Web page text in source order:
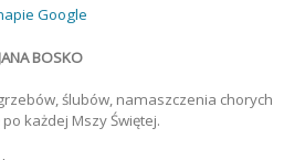
Google
BOSKO
ślubów, namaszczenia chorych
każdej Mszy Świętej.